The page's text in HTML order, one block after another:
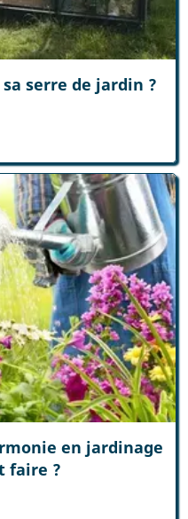
serre de jardin ?
en jardinage
faire ?